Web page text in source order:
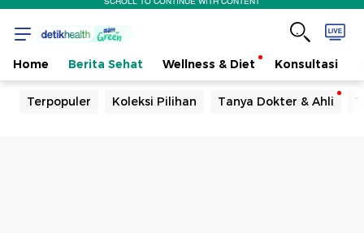
Home Berita Sehat Wellness & Diet Konsultasi
Terpopuler Koleksi Pilihan Tanya Dokter & Ahli